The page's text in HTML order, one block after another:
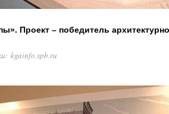
Проект – победитель
kgainfo.spb.ru